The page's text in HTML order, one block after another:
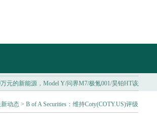
元的新能源，Model Y/问界M7/极氪001/昊铂HT该怎么选？...
动态 > B of A Securities：维持Coty(COTY.US)评级